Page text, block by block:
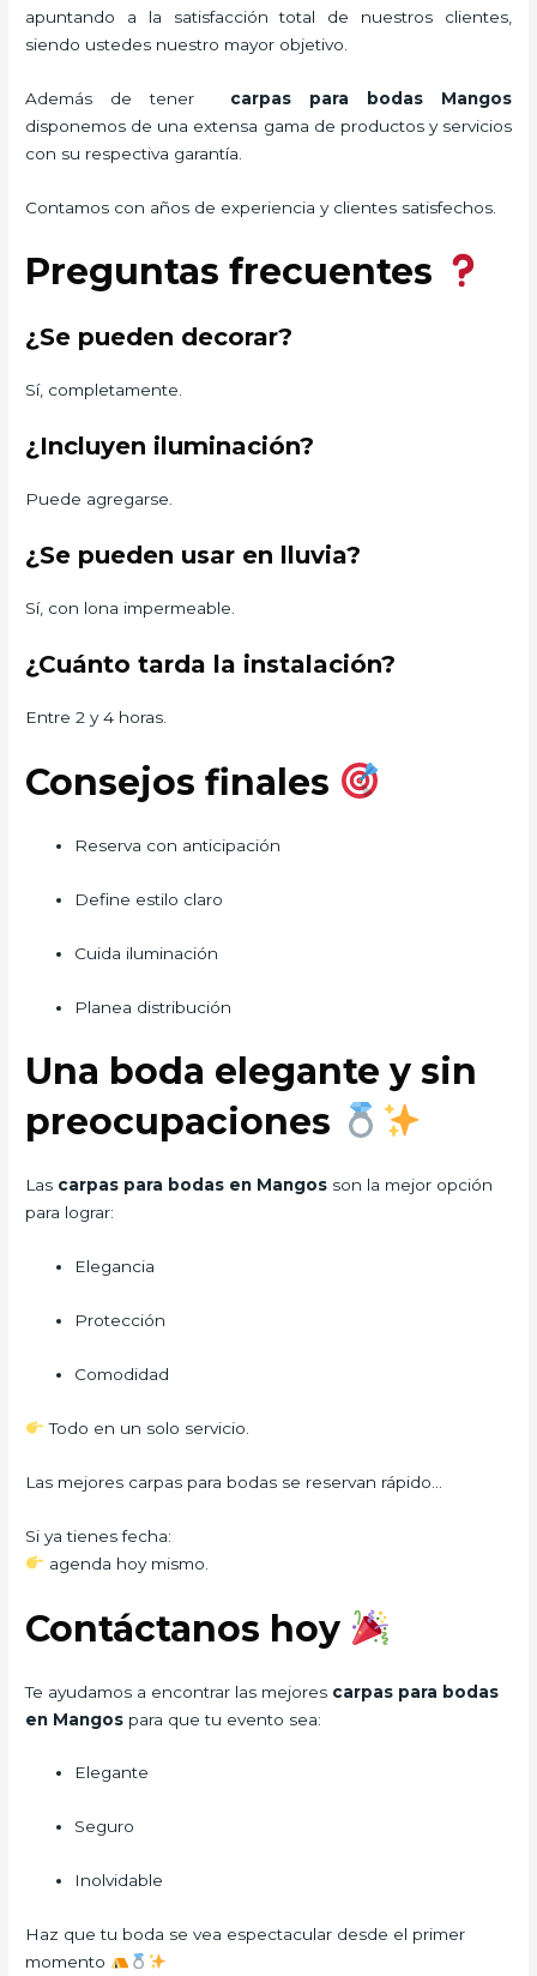
apuntando a la satisfacción total de nuestros clientes,
siendo ustedes nuestro mayor objetivo.
Además de tener carpas para bodas Mangos
disponemos de una extensa gama de productos y servicios
con su respectiva garantía.
Contamos con años de experiencia y clientes satisfechos.
Preguntas frecuentes
¿Se pueden decorar?
Sí, completamente.
¿Incluyen iluminación?
Puede agregarse.
¿Se pueden usar en lluvia?
Sí, con lona impermeable.
¿Cuánto tarda la instalación?
Entre 2 y 4 horas.
Consejos finales
Reserva con anticipación
Define estilo claro
Cuida iluminación
Planea distribución
Una boda elegante y sin
preocupaciones
Las carpas para bodas en Mangos son la mejor opción
para lograr:
Elegancia
Protección
Comodidad
Todo en un solo servicio.
Las mejores carpas para bodas se reservan rápido…
Si ya tienes fecha:
agenda hoy mismo.
Contáctanos hoy
Te ayudamos a encontrar las mejores carpas para bodas
en Mangos para que tu evento sea:
Elegante
Seguro
Inolvidable
Haz que tu boda se vea espectacular desde el primer
momento